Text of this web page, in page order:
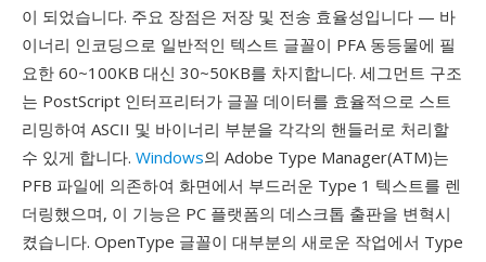
이 되었습니다. 주요 장점은 저장 및 전송 효율성입니다 — 바
이너리 인코딩으로 일반적인 텍스트 글꼴이 PFA 동등물에 필
요한 60~100KB 대신 30~50KB를 차지합니다. 세그먼트 구조
는 PostScript 인터프리터가 글꼴 데이터를 효율적으로 스트
리밍하여 ASCII 및 바이너리 부분을 각각의 핸들러로 처리할
수 있게 합니다. Windows의 Adobe Type Manager(ATM)는
PFB 파일에 의존하여 화면에서 부드러운 Type 1 텍스트를 렌
더링했으며, 이 기능은 PC 플랫폼의 데스크톱 출판을 변혁시
켰습니다. OpenType 글꼴이 대부분의 새로운 작업에서 Type